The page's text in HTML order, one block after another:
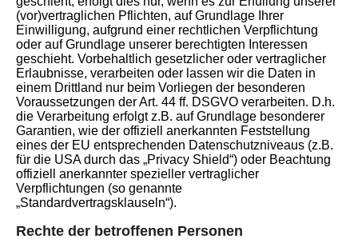
(vor)vertraglichen Pflichten, auf Grundlage Ihrer
Einwilligung, aufgrund einer rechtlichen Verpflichtung
oder auf Grundlage unserer berechtigten Interessen
geschieht. Vorbehaltlich gesetzlicher oder vertraglicher
Erlaubnisse, verarbeiten oder lassen wir die Daten in
einem Drittland nur beim Vorliegen der besonderen
Voraussetzungen der Art. 44 ff. DSGVO verarbeiten. D.h.
die Verarbeitung erfolgt z.B. auf Grundlage besonderer
Garantien, wie der offiziell anerkannten Feststellung
eines der EU entsprechenden Datenschutzniveaus (z.B.
für die USA durch das „Privacy Shield“) oder Beachtung
offiziell anerkannter spezieller vertraglicher
Verpflichtungen (so genannte
„Standardvertragsklauseln“).
Rechte der betroffenen Personen